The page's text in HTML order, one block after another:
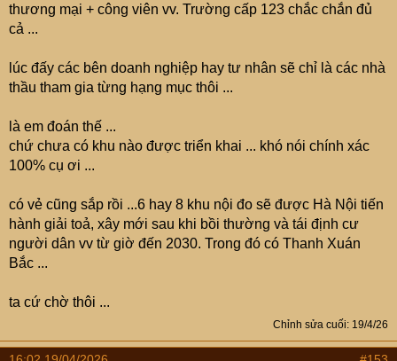
thương mại + công viên vv. Trường cấp 123 chắc chắn đủ
cả ...
lúc đấy các bên doanh nghiệp hay tư nhân sẽ chỉ là các nhà
thầu tham gia từng hạng mục thôi ...
là em đoán thế ...
chứ chưa có khu nào được triển khai ... khó nói chính xác
100% cụ ơi ...
có vẻ cũng sắp rồi ...6 hay 8 khu nội đo sẽ được Hà Nội tiến
hành giải toả, xây mới sau khi bồi thường và tái định cư
người dân vv từ giờ đến 2030. Trong đó có Thanh Xuán
Bắc ...
ta cứ chờ thôi ...
Chỉnh sửa cuối: 19/4/26